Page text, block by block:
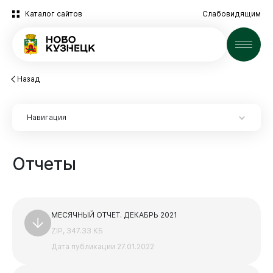
Каталог сайтов Слабовидящим
Новости
Новокузнецк
Назад
Отчеты
Навигация
Экспертиза НПА
2025 год
Архив
МЕСЯЧНЫЙ ОТЧЕТ. ДЕКАБРЬ 2021
ZIP, 347.33 КБ
Дата публикации 27.01.2022